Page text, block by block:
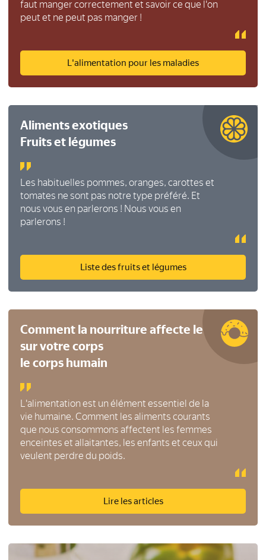
faut manger correctement et savoir ce que l'on
peut et ne peut pas manger !
L'alimentation pour les maladies
Aliments exotiques
Fruits et légumes
Les habituelles pommes, oranges, carottes et
tomates ne sont pas notre type préféré. Et
nous vous en parlerons ! Nous vous en
parlerons !
Liste des fruits et légumes
Comment la nourriture affecte le corps
sur votre corps
le corps humain
L'alimentation est un élément essentiel de la
vie humaine. Comment les aliments courants
que nous consommons affectent les femmes
enceintes et allaitantes, les enfants et ceux qui
veulent perdre du poids.
Lire les articles